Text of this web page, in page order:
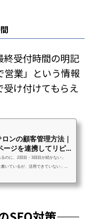
受付時間の明記
営業」という情報
け付けてもらえ
ンの顧客管理方法｜
ージを連携してリピ
のに、2回目・3回目が続かない」
いているが、活用できていない」
ーナーさんからよくいただく声で
てもらう方が、売上安定への近道なん